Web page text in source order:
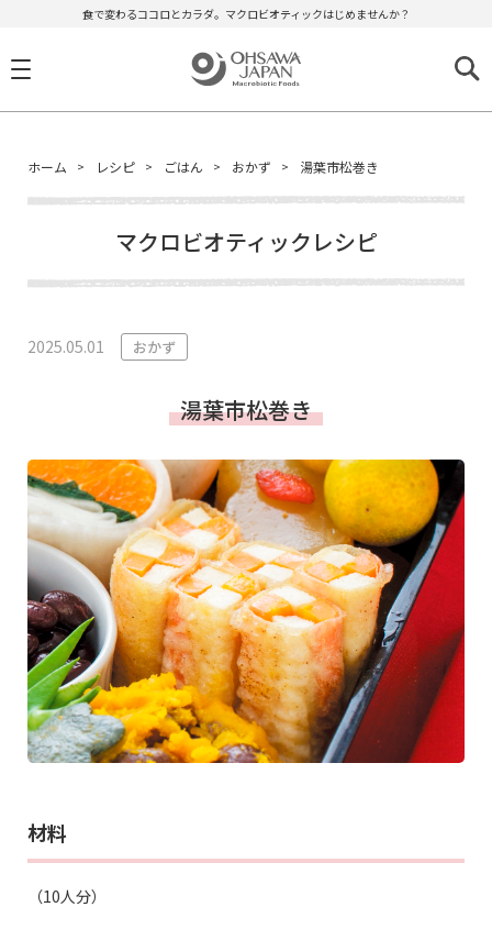
食で変わるココロとカラダ。マクロビオティックはじめませんか？
ホーム レシピ ごはん おかず 湯葉市松巻き
マクロビオティックレシピ
2025.05.01 おかず
湯葉市松巻き
材料
（10人分）